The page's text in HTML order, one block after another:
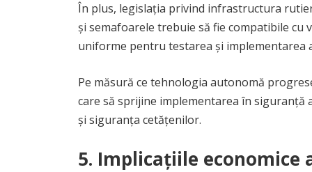
În plus, legislația privind infrastructura
și semafoarele trebuie să fie compatibile cu
uniforme pentru testarea și implementarea
Pe măsură ce tehnologia autonomă
care să sprijine implementarea în
și siguranța cetățenilor.
5. Implicațiile